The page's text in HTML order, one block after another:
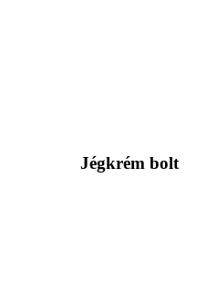
Jégkrém bolt